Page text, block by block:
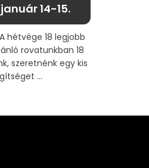
január 14-15.
hétvége 18 legjobb
rovatunkban 18
szeretnénk egy kis
...